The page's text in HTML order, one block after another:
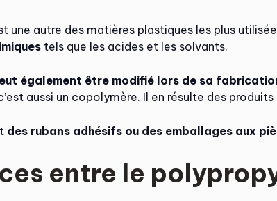
une autre des matières plastiques les plus
tels que les acides et les solvants.
également être modifié lors de sa
aussi un copolymère. Il en résulte des
des rubans adhésifs ou des emballages aux
entre le